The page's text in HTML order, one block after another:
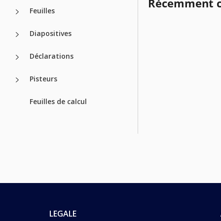
Feuilles
Diapositives
Déclarations
Pisteurs
Feuilles de calcul
Récemment
LEGALE